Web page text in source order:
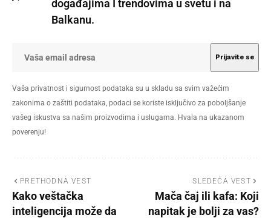
događajima I trendovima u svetu i na
Balkanu.
Vaša privatnost i sigurnost podataka su u skladu sa svim važećim
zakonima o zaštiti podataka, podaci se koriste isključivo za poboljšanje
vašeg iskustva sa našim proizvodima i uslugama. Hvala na ukazanom
poverenju!
PRETHODNA VEST
Kako veštačka
inteligencija može da
SLEDEĆA VEST
Mača čaj ili kafa: Koji
napitak je bolji za vas?